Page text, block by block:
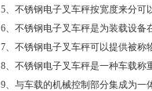
5、不锈钢电子叉车秤按宽度来分可
6、不锈钢电子叉车秤是为装载设备
7、不锈钢电子叉车秤可以提供被称
8、不锈钢电子叉车秤是一种车载称
9、与车载的机械控制部分集成为一